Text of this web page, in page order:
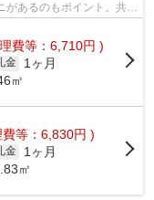
があるのもポイント。共用
費等：6,710円 )
金
1ヶ月
㎡
等：6,830円 )
金
1ヶ月
㎡